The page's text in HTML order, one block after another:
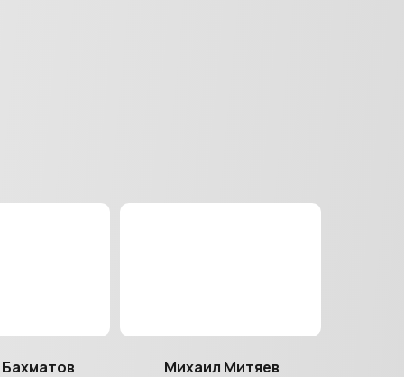
Михаил Митяев